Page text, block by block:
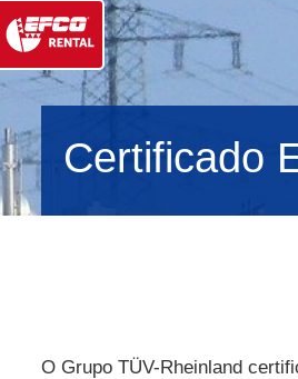
Certificado
O Grupo TÜV-Rheinland